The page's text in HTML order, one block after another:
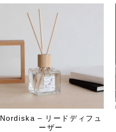
Nordiska – リードディフュ
ーザー